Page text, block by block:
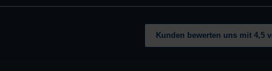
Kunden bewerten uns mit 4,5